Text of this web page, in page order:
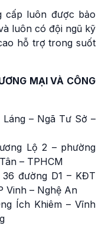
cấp luôn được bảo
luôn có đội ngũ kỹ
hỗ trợ trong suốt
MẠI VÀ CÔNG
– Ngã Tư Sở –
Lộ 2 – phường
– TPHCM
36 đường D1 – KĐT
Vinh – Nghệ An
Ích Khiêm – Vĩnh